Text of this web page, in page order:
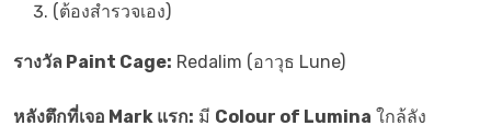
(ต้องสำรวจเอง)
รางวัล Paint Cage: Redalim (อาวุธ Lune)
หลังตึกที่เจอ Mark แรก: มี Colour of Lumina ใกล้ลัง